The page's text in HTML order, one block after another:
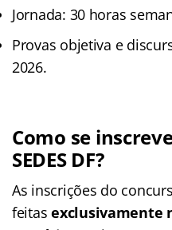
Jornada: 30 horas
Provas objetiva e
2026.
Como se
SEDES DF?
As inscrições do
feitasexclusivamente